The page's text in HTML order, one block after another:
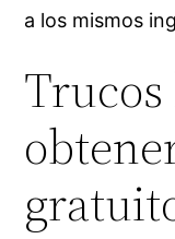
a los mismos
Trucos